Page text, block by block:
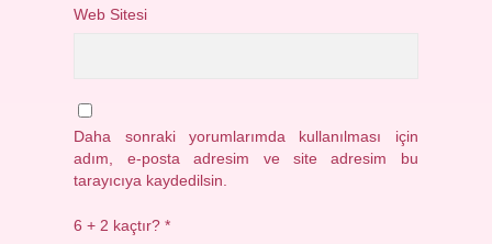
Web Sitesi
Daha sonraki yorumlarımda kullanılması için
adım, e-posta adresim ve site adresim bu
tarayıcıya kaydedilsin.
6 + 2 kaçtır?*